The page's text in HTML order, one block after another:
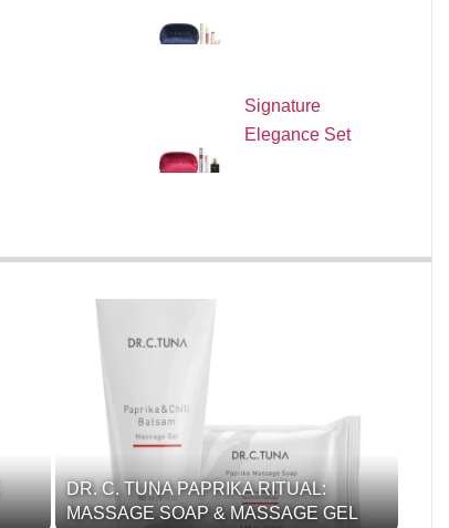
Signature
Elegance Set
DR. C. TUNA PAPRIKA RITUAL:
MASSAGE SOAP & MASSAGE GEL